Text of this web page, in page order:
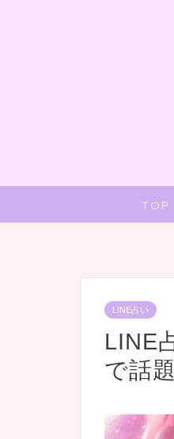
TOP
LINE占い
LINE
で話